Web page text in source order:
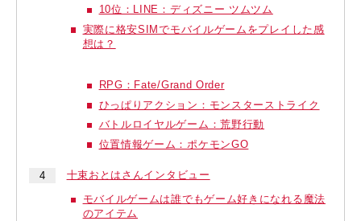
10位：LINE：ディズニー ツムツム
実際に格安SIMでモバイルゲームをプレイした感
想は？
RPG：Fate/Grand Order
ひっぱりアクション：モンスターストライク
バトルロイヤルゲーム：荒野行動
位置情報ゲーム：ポケモンGO
十束おとはさんインタビュー
モバイルゲームは誰でもゲーム好きになれる魔法
のアイテム